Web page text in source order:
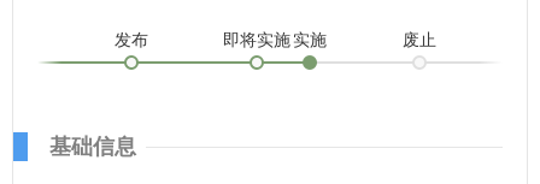
发布 即将实施实施 废止
基础信息